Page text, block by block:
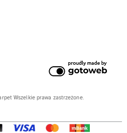
Wszelkie prawa zastrzeżone.